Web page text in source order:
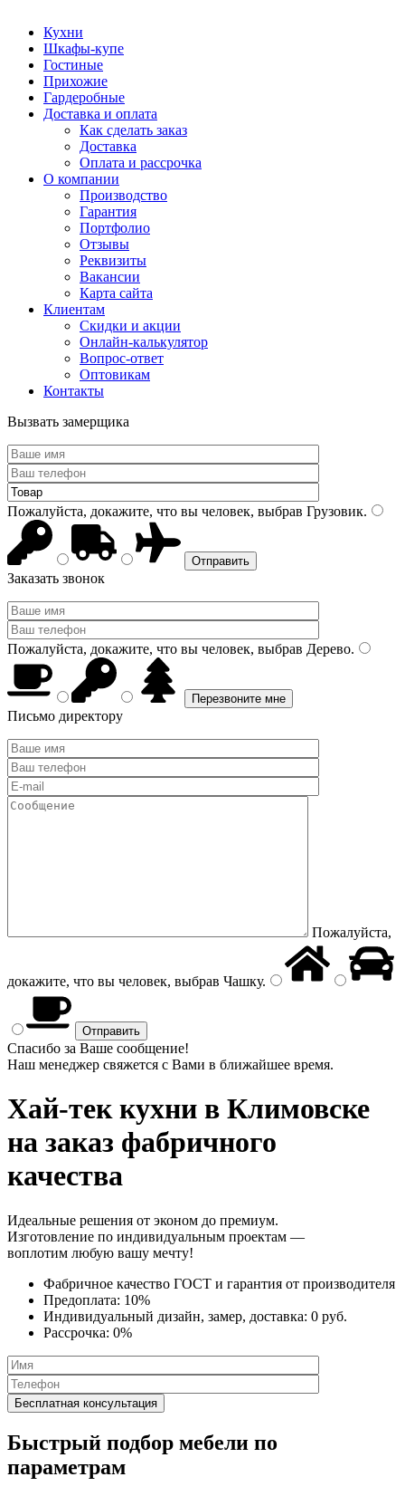
Кухни
Шкафы-купе
Гостиные
Прихожие
Гардеробные
Доставка и оплата
Как сделать заказ
Доставка
Оплата и рассрочка
О компании
Производство
Гарантия
Портфолио
Отзывы
Реквизиты
Вакансии
Карта сайта
Клиентам
Скидки и акции
Онлайн-калькулятор
Вопрос-ответ
Оптовикам
Контакты
Вызвать замерщика
Пожалуйста, докажите, что вы человек, выбрав Грузовик.
Заказать звонок
Пожалуйста, докажите, что вы человек, выбрав Дерево.
Письмо директору
Пожалуйста,
докажите, что вы человек, выбрав Чашку.
Спасибо за Ваше сообщение!
Наш менеджер свяжется с Вами в ближайшее время.
Хай-тек кухни в Климовске
на заказ фабричного
качества
Идеальные решения от эконом до премиум.
Изготовление по индивидуальным проектам —
воплотим любую вашу мечту!
Фабричное качество ГОСТ и гарантия от производителя
Предоплата: 10%
Индивидуальный дизайн, замер, доставка: 0 руб.
Рассрочка: 0%
Быстрый подбор мебели по
параметрам